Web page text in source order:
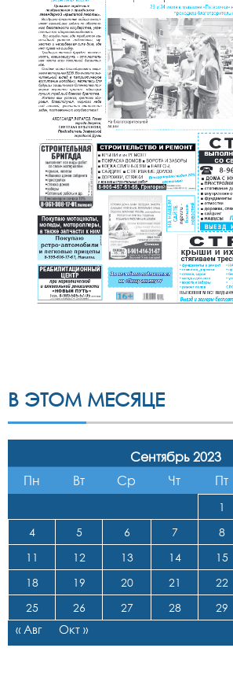
В ЭТОМ МЕСЯЦЕ
Сентябрь 2023
Пн
Вт Ср Чт Пт
1
4
5 6 7 8
11
12 13 14 15
18
19 20 21 22
25
26 27 28 29
« Авг Окт »